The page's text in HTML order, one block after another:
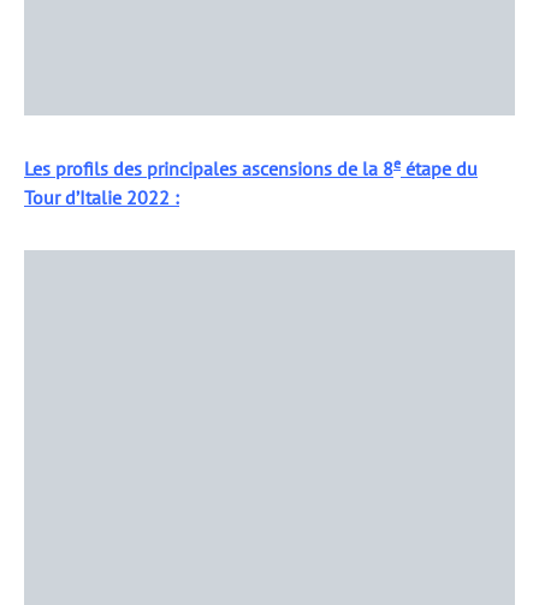
Les profils des principales ascensions de la 8e étape du
Tour d’Italie 2022 :